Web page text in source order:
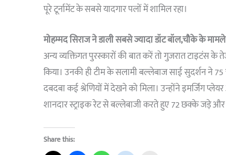
पूरे टूर्नामेंट के सबसे यादगार पलों में शामिल रहा।
मोहम्मद सिराज ने डाली सबसे ज्यादा डॉट बॉल,चौके के
अन्य व्यक्तिगत पुरस्कारों की बात करें तो गुजरात टाइटंस
किया। उनकी ही टीम के सलामी बल्लेबाज साई सुदर्शन ने
दबदबा कई श्रेणियों में देखने को मिला। उन्होंने इमर्जिंग
शानदार स्ट्राइक रेट से बल्लेबाजी करते हुए 72 छक्के जड़े और
Share this: